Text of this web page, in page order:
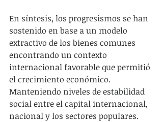
En síntesis, los progresismos se han
sostenido en base a un modelo
extractivo de los bienes comunes
encontrando un contexto
internacional favorable que permitió
el crecimiento económico.
Manteniendo niveles de estabilidad
social entre el capital internacional,
nacional y los sectores populares.